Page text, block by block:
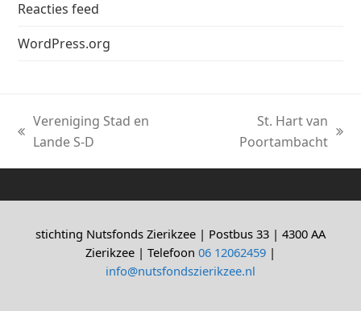
Reacties feed
WordPress.org
previous
Vereniging Stad en
Lande S-D
St. Hart van
Poortambacht
stichting Nutsfonds Zierikzee | Postbus 33 | 4300 AA
Zierikzee | Telefoon 06 12062459 |
info@nutsfondszierikzee.nl